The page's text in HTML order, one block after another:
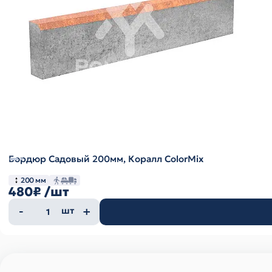
Бордюр Садовый 200мм, Коралл ColorMix
200 мм
480₽ /шт
Количество
товара
шт